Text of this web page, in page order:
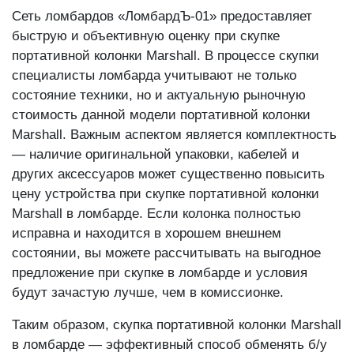
Сеть ломбардов «ЛомбардЪ-01» предоставляет
быструю и объективную оценку при скупке
портативной колонки Marshall. В процессе скупки
специалисты ломбарда учитывают не только
состояние техники, но и актуальную рыночную
стоимость данной модели портативной колонки
Marshall. Важным аспектом является комплектность
— наличие оригинальной упаковки, кабелей и
других аксессуаров может существенно повысить
цену устройства при скупке портативной колонки
Marshall в ломбарде. Если колонка полностью
исправна и находится в хорошем внешнем
состоянии, вы можете рассчитывать на выгодное
предложение при скупке в ломбарде и условия
будут зачастую лучше, чем в комиссионке.
Таким образом, скупка портативной колонки Marshall
в ломбарде — эффективный способ обменять б/у